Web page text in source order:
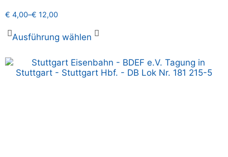
€ 4,00–€ 12,00
Ausführung wählen